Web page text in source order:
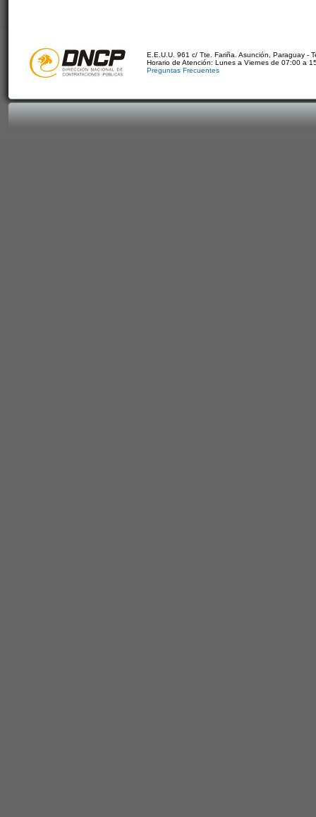
E.E.U.U. 961 c/ Tte. Fariña. Asunción, Paraguay -
Horario de Atención: Lunes a Viernes de 07:00 a
Preguntas Frecuentes